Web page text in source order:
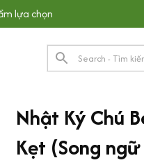
lựa chọn
Nhật Ký Chú
Kẹt (Song